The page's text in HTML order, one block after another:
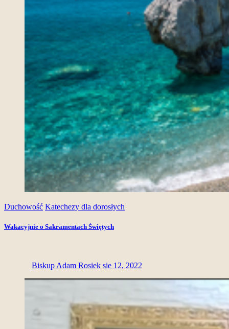
Duchowość Katechezy dla dorosłych
Wakacyjnie o Sakramentach Świętych
Biskup Adam Rosiek sie 12, 2022